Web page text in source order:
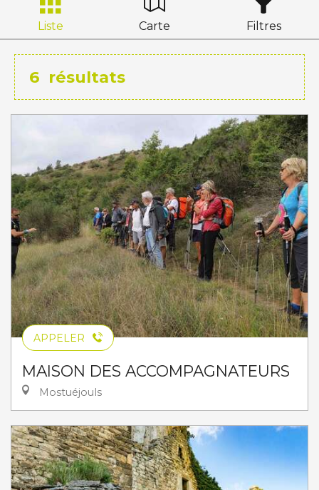
Liste Carte Filtres
6 résultats
APPELER
MAISON DES ACCOMPAGNATEURS
Mostuéjouls